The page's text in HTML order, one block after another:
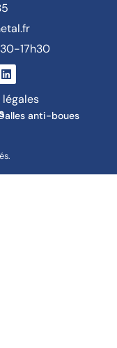
17h30
légales
anti-boues